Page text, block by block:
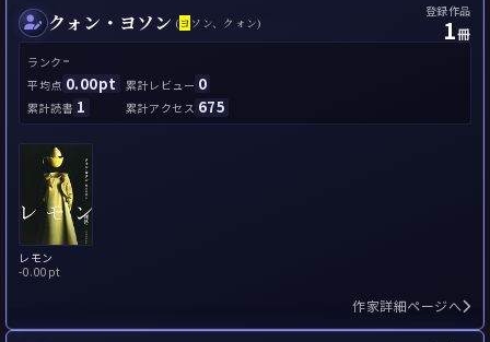
クォン・ヨソン (ヨ ソン、クォン)
登録作品
1冊
ランク -
平均点 0.00pt 累計レビュー 0
累計読書 1 累計アクセス 675
レモン
-0.00pt
作家詳細ページへ